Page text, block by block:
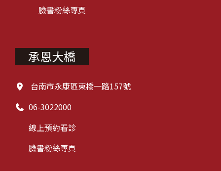
冊、2020年臺灣皮膚科醫學會異位
蓁 醫師 承恩和緯 莊嘉豪 醫師 承恩
和緯 張永慶 醫師 承恩和緯 鄭達駿
院 吳孟穎 醫師 承恩總院 楊政勳 醫
臉書粉絲專頁
承恩大橋
台南市永康區東橋一路157號
06-3022000
線上預約看診
臉書粉絲專頁